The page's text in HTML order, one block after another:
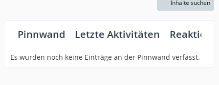
Inhalte suchen
Pinnwand Letzte Aktivitäten
Es wurden noch keine Einträge an der Pinnwand verfasst.